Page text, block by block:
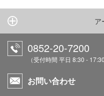
ア
0852-20-7200
（受付時間 平日 8:30 - 17:30
お問い合わせ